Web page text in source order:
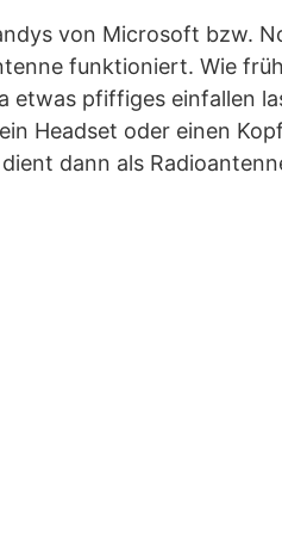
von Microsoft bzw.
funktioniert. Wie
etwas pfiffiges einfallen
Headset oder einen
dann als